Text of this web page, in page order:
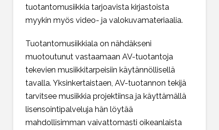
tuotantomusiikkia tarjoavista kirjastoista
myykin myös video- ja valokuvamateriaalia.
Tuotantomusiikkiala on nähdäkseni
muotoutunut vastaamaan AV-tuotantoja
tekevien musiikkitarpeisiin käytännöllisellä
tavalla. Yksinkertaistaen, AV-tuotannon tekijä
tarvitsee musiikkia projektiinsa ja käyttämällä
lisensointipalveluja hän löytää
mahdollisimman vaivattomasti oikeanlaista